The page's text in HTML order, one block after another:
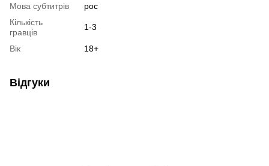
Мова субтитрів
рос
Кількість
гравців
1-3
Вік 18+
Відгуки